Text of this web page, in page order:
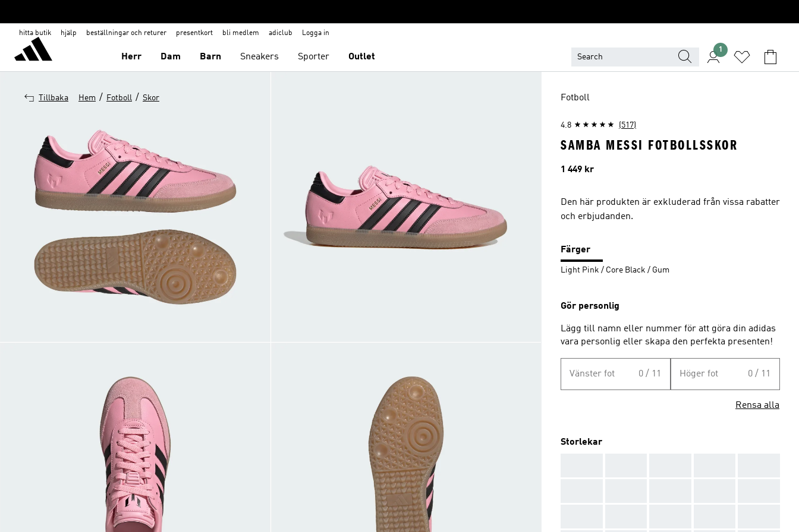
hitta butik hjälp beställningar och returer presentkort bli medlem adiclub Logga in
Herr Dam Barn Sneakers Sporter Outlet
1
Tillbaka Hem / Fotboll / Skor Fotboll
4.8 (517)
SAMBA MESSI FOTBOLLSSKOR
Pris
1 449 kr
Den här produkten är exkluderad från vissa rabatter
och erbjudanden.
Färger
Light Pink / Core Black / Gum
Gör personlig
Lägg till namn eller nummer för att göra din adidas
vara personlig eller skapa den perfekta presenten!
Vänster fot 0 / 11 Höger fot 0 / 11
Rensa alla
Storlekar